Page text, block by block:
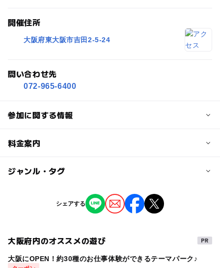
開催住所
大阪府東大阪市吉田2-5-24
問い合わせ先
072-965-6400
参加に関する情報
定員詳細
0歳･1歳･2歳の赤ちゃん(乳児･幼児)
予約必要
最終応募締切 2025-3-25(火)
料金案内
子供の料金
ジャンル・タグ
ミニイベント
タグ
駐車場無料 ハイハイレース
シェアする
大阪府内のオススメの遊び
大阪にOPEN！約30種のお仕事体験ができるテーマパーク♪